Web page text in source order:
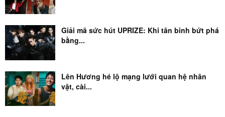
Giải mã sức hút UPRIZE: Khi tân binh bứt phá
bằng...
Lên Hương hé lộ mạng lưới quan hệ nhân
vật, cài...